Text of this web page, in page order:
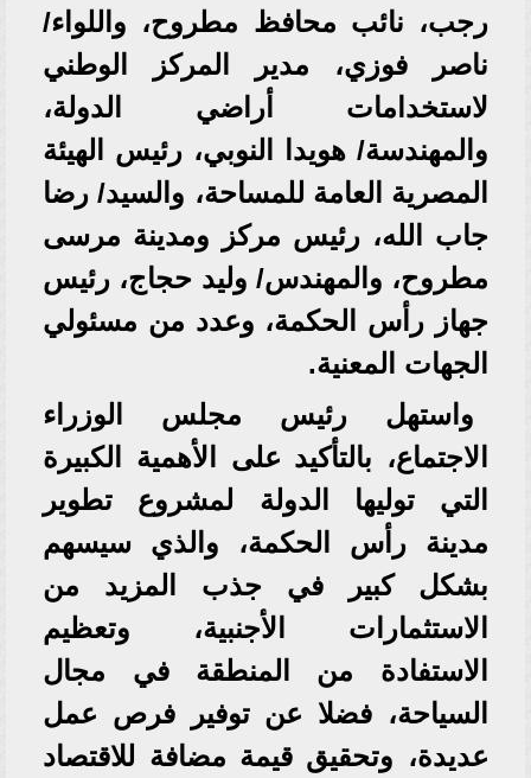
رجب، نائب محافظ مطروح، واللواء/
ناصر فوزي، مدير المركز الوطني
لاستخدامات أراضي الدولة،
والمهندسة/ هويدا النوبي، رئيس الهيئة
المصرية العامة للمساحة، والسيد/ رضا
جاب الله، رئيس مركز ومدينة مرسى
مطروح، والمهندس/ وليد حجاج، رئيس
جهاز رأس الحكمة، وعدد من مسئولي
الجهات المعنية.
واستهل رئيس مجلس الوزراء
الاجتماع، بالتأكيد على الأهمية الكبيرة
التي توليها الدولة لمشروع تطوير
مدينة رأس الحكمة، والذي سيسهم
بشكل كبير في جذب المزيد من
الاستثمارات الأجنبية، وتعظيم
الاستفادة من المنطقة في مجال
السياحة، فضلا عن توفير فرص عمل
عديدة، وتحقيق قيمة مضافة للاقتصاد